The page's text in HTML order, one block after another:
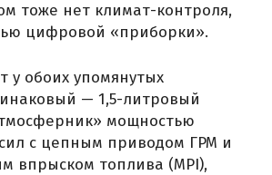
тоже нет климат-контроля,
цифровой «приборки».
у обоих упомянутых
— 1,5-литровый
мощностью
с цепным приводом ГРМ и
впрыском топлива (MPI),